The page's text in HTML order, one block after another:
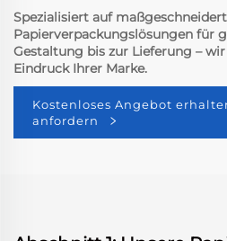
Spezialisiert auf
Papierverpackungslösungen für
Gestaltung bis zur Lieferung –
Eindruck Ihrer Marke.
Kostenloses Angebot
anfordern